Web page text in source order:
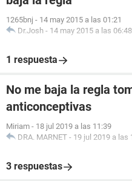
1265bnj - 14 may 2015 a las 01:21
Dr.Josh - 14 may 2015 a las 06:48
1 respuesta
No me baja la regla
anticonceptivas
Miriam - 18 jul 2019 a las 11:39
DRA. MARNET - 19 jul 2019 a las
3 respuestas